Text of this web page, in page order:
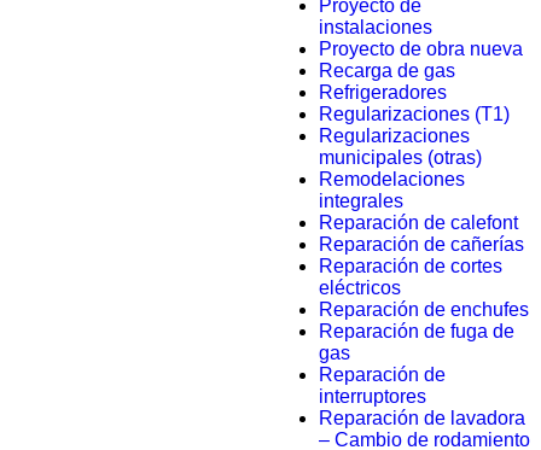
Proyecto de
instalaciones
Proyecto de obra nueva
Recarga de gas
Refrigeradores
Regularizaciones (T1)
Regularizaciones
municipales (otras)
Remodelaciones
integrales
Reparación de calefont
Reparación de cañerías
Reparación de cortes
eléctricos
Reparación de enchufes
Reparación de fuga de
gas
Reparación de
interruptores
Reparación de lavadora
– Cambio de rodamiento